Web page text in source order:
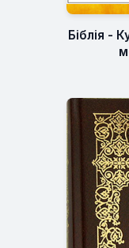
Біблія -